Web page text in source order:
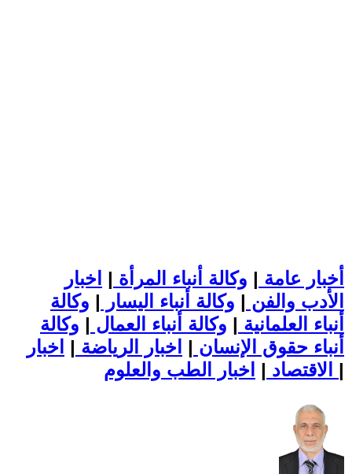
أخبار عامة | وكالة أنباء المرأة | اخبار
الأدب والفن | وكالة أنباء اليسار | وكالة
أنباء العلمانية | وكالة أنباء العمال | وكالة
أنباء حقوق الإنسان | اخبار الرياضة | اخبار
الاقتصاد | |